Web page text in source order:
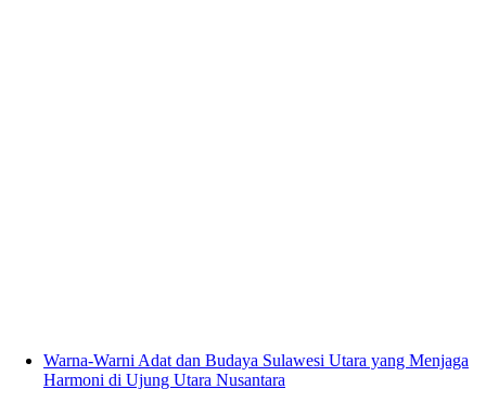
Warna-Warni Adat dan Budaya Sulawesi Utara yang Menjaga
Harmoni di Ujung Utara Nusantara